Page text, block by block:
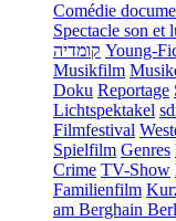
Comédie
Spectacle son et
קומדיה Young-
Musikfilm
Doku Reportage
Lichtspektakel
Filmfestival
Spielfilm Genres
Crime TV-Show
Familienfilm
am Berghain